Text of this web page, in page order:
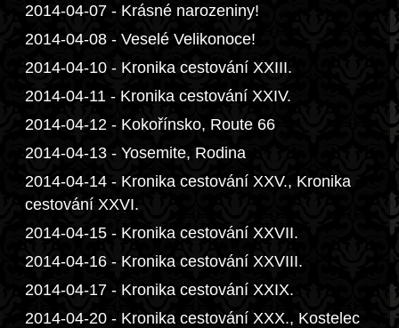
2014-04-07 - Krásné narozeniny!
2014-04-08 - Veselé Velikonoce!
2014-04-10 - Kronika cestování XXIII.
2014-04-11 - Kronika cestování XXIV.
2014-04-12 - Kokořínsko, Route 66
2014-04-13 - Yosemite, Rodina
2014-04-14 - Kronika cestování XXV., Kronika
cestování XXVI.
2014-04-15 - Kronika cestování XXVII.
2014-04-16 - Kronika cestování XXVIII.
2014-04-17 - Kronika cestování XXIX.
2014-04-20 - Kronika cestování XXX., Kostelec